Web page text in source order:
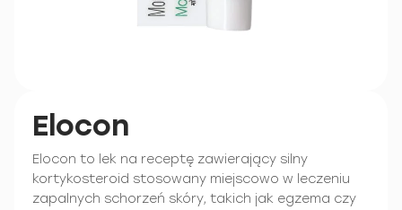
Elocon
Elocon to lek na receptę zawierający silny
kortykosteroid stosowany miejscowo w leczeniu
zapalnych schorzeń skóry, takich jak egzema czy